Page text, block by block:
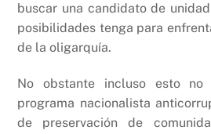
buscar una candidato de
posibilidades tenga para
de la oligarquía.
No obstante incluso esto no
programa nacionalista
de preservación de